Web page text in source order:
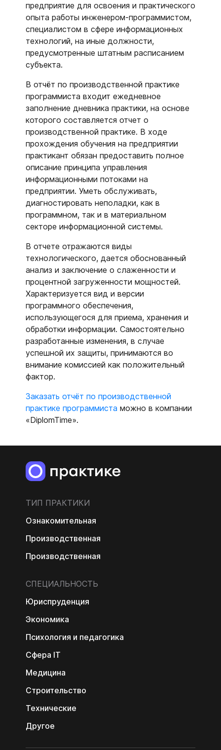
предприятие для освоения и практического
опыта работы инженером-программистом,
специалистом в сфере информационных
технологий, на иные должности,
предусмотренные штатным расписанием
субъекта.
В отчёт по производственной практике
программиста входит ежедневное
заполнение дневника практики, на основе
которого составляется отчет о
производственной практике. В ходе
прохождения обучения на предприятии
практикант обязан предоставить полное
описание принципа управления
информационными потоками на
предприятии. Уметь обслуживать,
диагностировать неполадки, как в
программном, так и в материальном
секторе информационной системы.
В отчете отражаются виды
технологического, дается обоснованный
анализ и заключение о слаженности и
процентной загруженности мощностей.
Характеризуется вид и версии
программного обеспечения,
использующегося для приема, хранения и
обработки информации. Самостоятельно
разработанные изменения, в случае
успешной их защиты, принимаются во
внимание комиссией как положительный
фактор.
Заказать отчёт по производственной
практике программиста можно в компании
«DiplomTime».
ТИП ПРАКТИКИ
Ознакомительная
Производственная
Производственная
СПЕЦИАЛЬНОСТЬ
Юриспруденция
Экономика
Психология и педагогика
Сфера IT
Медицина
Строительство
Технические
Другое